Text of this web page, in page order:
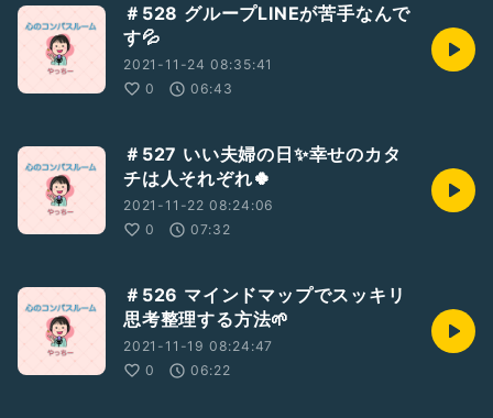
受け取ってね❣️
🎁たった５つのコツで、
他人軸から自分軸に✨
『読むだけで自分軸になれる教科書』
『書くたびに自己肯定感が上がるシート』
🎁その場で思考のクセと対策がわかる✨
『私の思考パターン診断』
🧡無料プレゼント・勉強会申し込みはこちらから👇
https://peraichi.com/landing_pages/view/beyourselfyy
＃528 グループLINEが苦手なんで
す💦
2021-11-24 08:35:41
0
06:43
＃527 いい夫婦の日✨幸せのカタ
チは人それぞれ🍀
2021-11-22 08:24:06
0
07:32
＃526 マインドマップでスッキリ
思考整理する方法🌱
2021-11-19 08:24:47
0
06:22